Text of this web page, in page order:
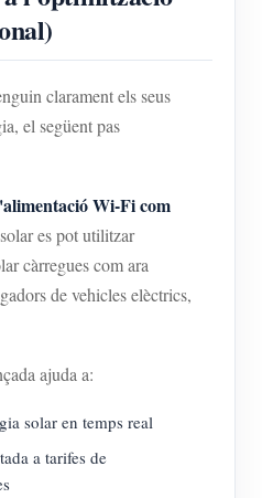
clarament els seus
el següent pas
Wi-Fi com
es pot utilitzar
càrregues com ara
de vehicles elèctrics,
ajuda a:
solar en temps real
a tarifes de